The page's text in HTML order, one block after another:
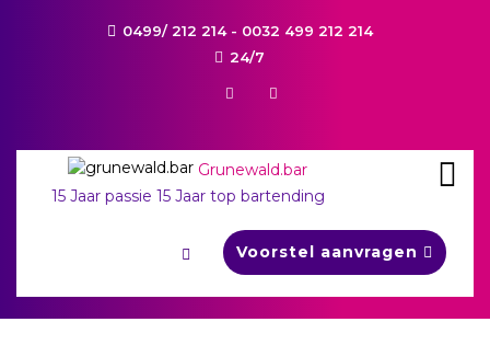
0499/ 212 214 - 0032 499 212 214
24/7
Grunewald.bar
15 Jaar passie 15 Jaar top bartending
m
c
e
Voorstel aanvragen